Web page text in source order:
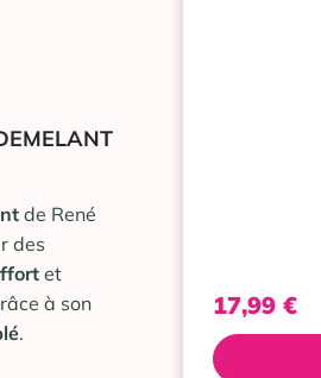
de René
des
et
à son
.
17,99 €